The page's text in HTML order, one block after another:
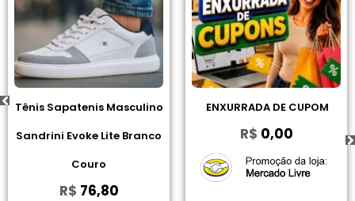
Tênis Sapatenis Masculino
Sandrini Evoke Lite Branco
Couro
R$ 76,80
ENXURRADA DE CUPOM
R$ 0,00